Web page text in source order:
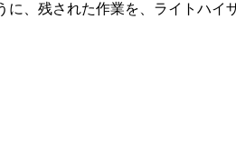
、残された作業を、ライトハイ